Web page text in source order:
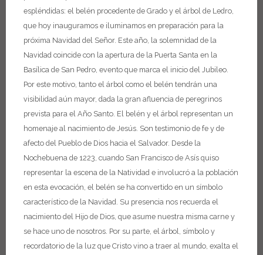
espléndidas: el belén procedente de Grado y el árbol de Ledro,
que hoy inauguramos e iluminamos en preparación para la
próxima Navidad del Señor. Este año, la solemnidad de la
Navidad coincide con la apertura de la Puerta Santa en la
Basílica de San Pedro, evento que marca el inicio del Jubileo.
Por este motivo, tanto el árbol como el belén tendrán una
visibilidad aún mayor, dada la gran afluencia de peregrinos
prevista para el Año Santo. El belén y el árbol representan un
homenaje al nacimiento de Jesús. Son testimonio de fe y de
afecto del Pueblo de Dios hacia el Salvador. Desde la
Nochebuena de 1223, cuando San Francisco de Asís quiso
representar la escena de la Natividad e involucró a la población
en esta evocación, el belén se ha convertido en un símbolo
característico de la Navidad. Su presencia nos recuerda el
nacimiento del Hijo de Dios, que asume nuestra misma carne y
se hace uno de nosotros. Por su parte, el árbol, símbolo y
recordatorio de la luz que Cristo vino a traer al mundo, exalta el